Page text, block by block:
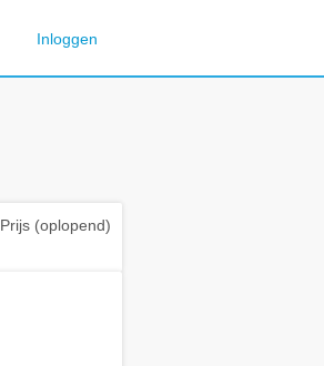
Inloggen
Prijs (oplopend)